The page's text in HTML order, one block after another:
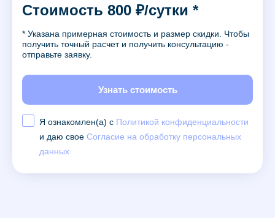
Стоимость 800 ₽/сутки *
* Указана примерная стоимость и размер скидки. Чтобы
получить точный расчет и получить консультацию -
отправьте заявку.
Узнать стоимость
Я ознакомлен(а) с Политикой конфиденциальности
и даю свое Согласие на обработку персональных
данных